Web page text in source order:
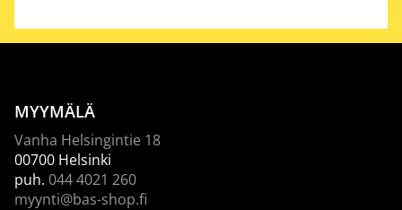
MYYMÄLÄ
Vanha Helsingintie 18
00700 Helsinki
puh. 044 4021 260
myynti@bas-shop.fi